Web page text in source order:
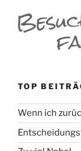
TOP
Wenn ich